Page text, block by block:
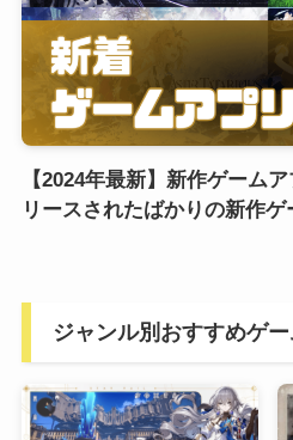
【2024年最新】新作ゲーム
リースされたばかりの新作ゲ
ジャンル別おすすめゲー